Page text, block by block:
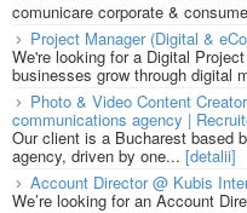
comunicare corporate &
Project Manager (Digital &
We're looking for a Digital
businesses grow through digital
Photo & Video Content
communications agency |
Our client is a Bucharest based
agency, driven by one... [detalii]
Account Director @ Kubis
We’re looking for an Account